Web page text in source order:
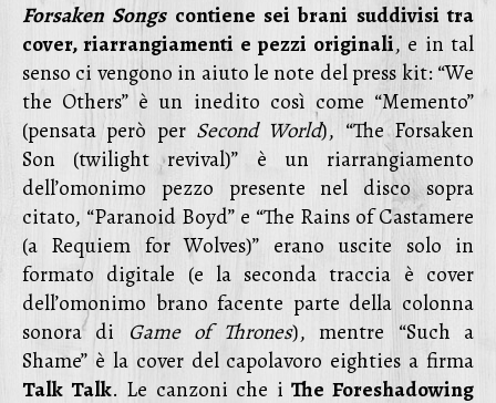
Forsaken Songscontiene sei brani suddivisi tra
cover, riarrangiamenti e pezzi originali, e in tal
senso ci vengono in aiuto le note del press kit: “We
the Others” è un inedito così come “Memento”
(pensata però per Second World), “The Forsaken
Son (twilight revival)” è un riarrangiamento
dell’omonimo pezzo presente nel disco sopra
citato, “Paranoid Boyd” e “The Rains of Castamere
(a Requiem for Wolves)” erano uscite solo in
formato digitale (e la seconda traccia è cover
dell’omonimo brano facente parte della colonna
sonora di Game of Thrones), mentre “Such a
Shame” è la cover del capolavoro eighties a firma
Talk Talk. Le canzoni che iThe Foreshadowing